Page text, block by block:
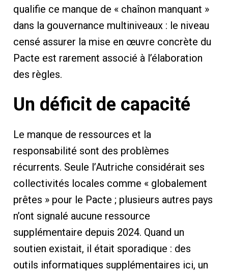
qualifie ce manque de « chaînon manquant »
dans la gouvernance multiniveaux : le niveau
censé assurer la mise en œuvre concrète du
Pacte est rarement associé à l’élaboration
des règles.
Un déficit de capacité
Le manque de ressources et la
responsabilité sont des problèmes
récurrents. Seule l’Autriche considérait ses
collectivités locales comme « globalement
prêtes » pour le Pacte ; plusieurs autres pays
n’ont signalé aucune ressource
supplémentaire depuis 2024. Quand un
soutien existait, il était sporadique : des
outils informatiques supplémentaires ici, un